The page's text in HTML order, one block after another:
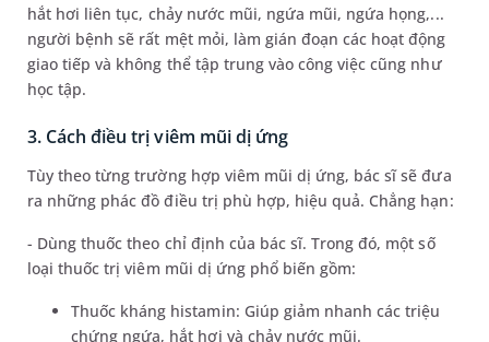
hắt hơi liên tục, chảy nước mũi, ngứa mũi, ngứa họng,...
người bệnh sẽ rất mệt mỏi, làm gián đoạn các hoạt động
giao tiếp và không thể tập trung vào công việc cũng như
học tập.
3. Cách điều trị viêm mũi dị ứng
Tùy theo từng trường hợp viêm mũi dị ứng, bác sĩ sẽ đưa
ra những phác đồ điều trị phù hợp, hiệu quả. Chẳng hạn:
- Dùng thuốc theo chỉ định của bác sĩ. Trong đó, một số
loại thuốc trị viêm mũi dị ứng phổ biến gồm:
Thuốc kháng histamin: Giúp giảm nhanh các triệu
chứng ngứa, hắt hơi và chảy nước mũi.